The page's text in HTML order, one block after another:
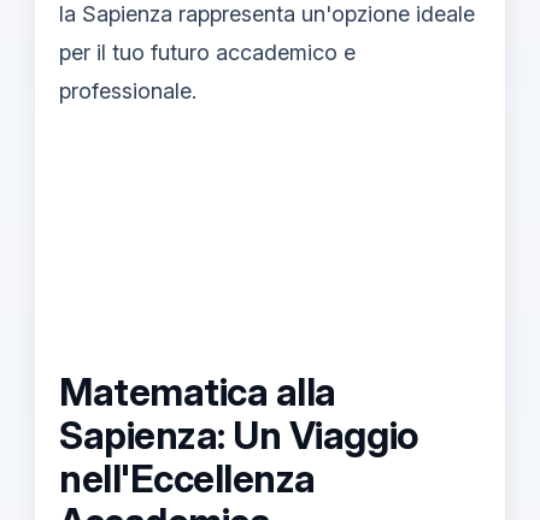
la Sapienza rappresenta un'opzione ideale
per il tuo futuro accademico e
professionale.
Matematica alla
Sapienza: Un Viaggio
nell'Eccellenza